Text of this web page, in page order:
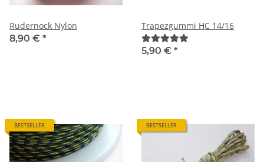
Rudernock Nylon
8,90 € *
Trapezgummi HC 14/16
5,90 € *
BESTSELLER BESTSELLER